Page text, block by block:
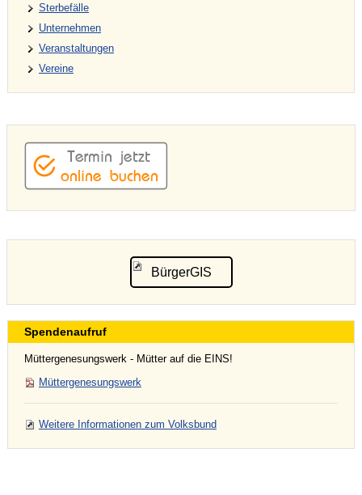
Sterbefälle
Unternehmen
Veranstaltungen
Vereine
BürgerGIS
Spendenaufruf
Müttergenesungswerk - Mütter auf die EINS!
Müttergenesungswerk
Weitere Informationen zum Volksbund